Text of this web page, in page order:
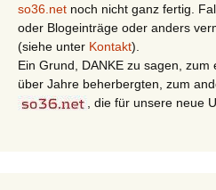
so36.net noch nicht ganz fertig.
oder Blogeinträge oder anders
(siehe unter Kontakt).
Ein Grund, DANKE zu sagen, zum
über Jahre beherbergten, zum
, die für unsere neue